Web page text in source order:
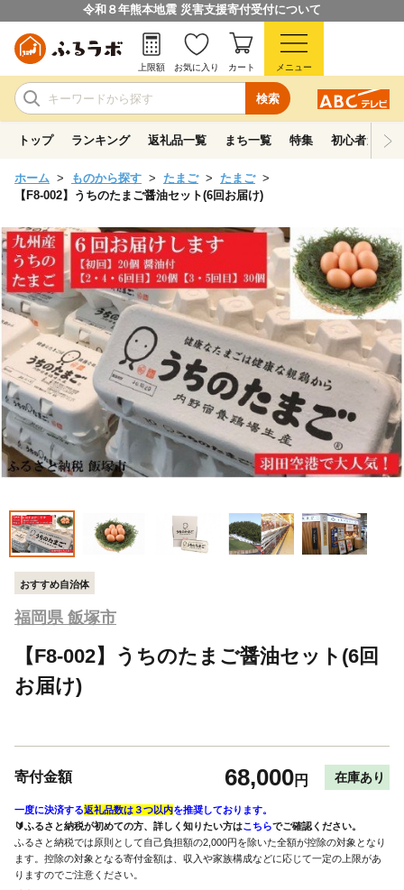
令和８年熊本地震 災害支援寄付受付について
検索
上限額 お気に入り カート メニュー
トップ ランキング 返礼品一覧 まち一覧 特集 初心者ガイド
ホーム ものから探す たまご
たまご
【F8-002】うちのたまご醤油セット(6回お届け)
おすすめ自治体
福岡県 飯塚市
【F8-002】うちのたまご醤油セット(6回
お届け)
寄付金額 68,000円 在庫あり
一度に決済する返礼品数は３つ以内を推奨しております。
🔰ふるさと納税が初めての方、詳しく知りたい方はこちらでご確認ください。
ふるさと納税では原則として自己負担額の2,000円を除いた全額が控除の対象となり
ます。控除の対象となる寄付金額は、収入や家族構成などに応じて一定の上限があ
りますのでご注意ください。